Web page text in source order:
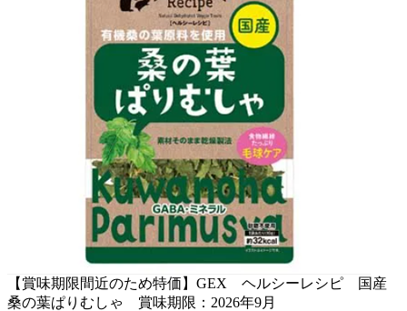
【賞味期限間近のため特価】GEX ヘルシーレシピ 国産
桑の葉ぱりむしゃ 賞味期限：2026年9月